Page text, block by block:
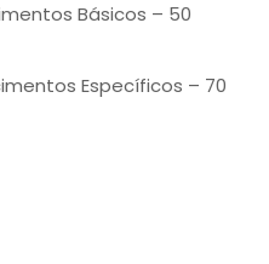
Básicos – 50
Específicos – 70